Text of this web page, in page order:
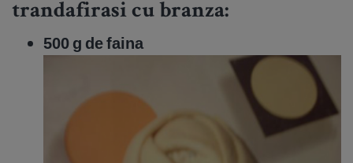
trandafirasi cu branza:
500 g de faina